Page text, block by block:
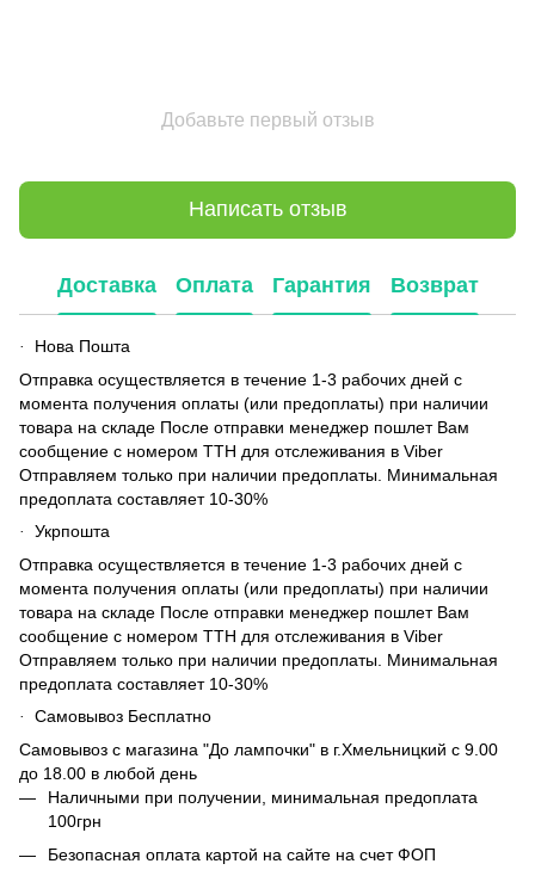
Добавьте первый отзыв
Написать отзыв
Доставка Оплата Гарантия Возврат
·
Нова Пошта
Отправка осуществляется в течение 1-3 рабочих дней с
момента получения оплаты (или предоплаты) при наличии
товара на складе После отправки менеджер пошлет Вам
сообщение с номером ТТН для отслеживания в Viber
Отправляем только при наличии предоплаты. Минимальная
предоплата составляет 10-30%
·
Укрпошта
Отправка осуществляется в течение 1-3 рабочих дней с
момента получения оплаты (или предоплаты) при наличии
товара на складе После отправки менеджер пошлет Вам
сообщение с номером ТТН для отслеживания в Viber
Отправляем только при наличии предоплаты. Минимальная
предоплата составляет 10-30%
·
Самовывоз Бесплатно
Самовывоз с магазина "До лампочки" в г.Хмельницкий с 9.00
до 18.00 в любой день
Наличными при получении, минимальная предоплата
100грн
Безопасная оплата картой на сайте на счет ФОП